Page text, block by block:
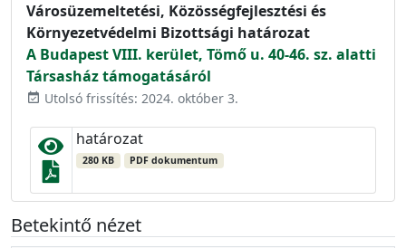
Városüzemeltetési, Közösségfejlesztési és
Környezetvédelmi Bizottsági határozat
A Budapest VIII. kerület, Tömő u. 40-46. sz. alatti
Társasház támogatásáról
event_available Utolsó frissítés: 2024. október 3.
határozat
280 KB PDF dokumentum
Betekintő nézet